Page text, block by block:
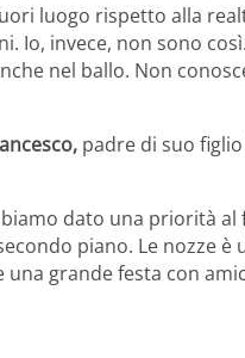
luogo rispetto alla
Io, invece, non sono
nel ballo. Non
padre di suo
dato una priorità
piano. Le nozze è
grande festa con